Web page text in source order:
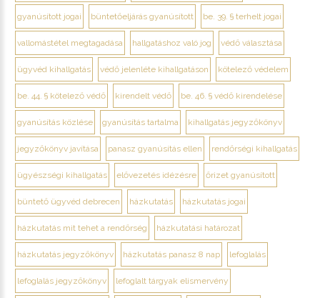
gyanúsított jogai büntetőeljárás gyanúsított be. 39. § terhelt jogai
vallomástétel megtagadása hallgatáshoz való jog védő választása
ügyvéd kihallgatás védő jelenléte kihallgatáson kötelező védelem
be. 44. § kötelező védő kirendelt védő be. 46. § védő kirendelése
gyanúsítás közlése gyanúsítás tartalma kihallgatás jegyzőkönyv
jegyzőkönyv javítása panasz gyanúsítás ellen rendőrségi kihallgatás
ügyészségi kihallgatás elővezetés idézésre őrizet gyanúsított
büntető ügyvéd debrecen házkutatás házkutatás jogai
házkutatás mit tehet a rendőrség házkutatási határozat
házkutatás jegyzőkönyv házkutatás panasz 8 nap lefoglalás
lefoglalás jegyzőkönyv lefoglalt tárgyak elismervény